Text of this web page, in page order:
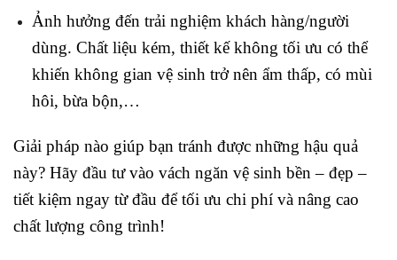
Ảnh hưởng đến trải nghiệm khách hàng/người
dùng. Chất liệu kém, thiết kế không tối ưu có thể
khiến không gian vệ sinh trở nên ẩm thấp, có mùi
hôi, bừa bộn,…
Giải pháp nào giúp bạn tránh được những hậu quả
này? Hãy đầu tư vào vách ngăn vệ sinh bền – đẹp –
tiết kiệm ngay từ đầu để tối ưu chi phí và nâng cao
chất lượng công trình!